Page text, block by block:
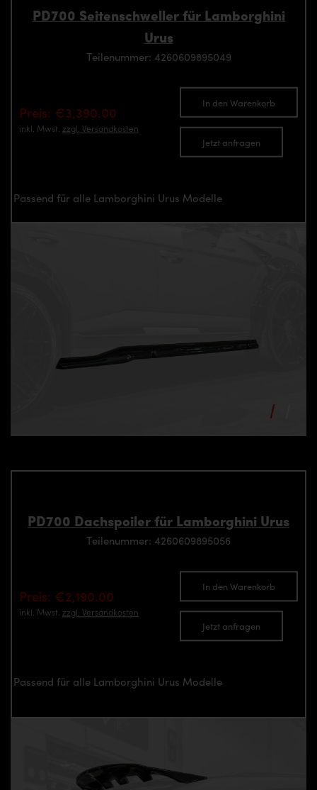
PD700 Seitenschweller für Lamborghini
Urus
Teilenummer: 4260609895049
Preis: €3,390.00
inkl. Mwst. zzgl. Versandkosten
In den Warenkorb
Jetzt anfragen
Passend für alle Lamborghini Urus Modelle
PD700 Dachspoiler für Lamborghini Urus
Teilenummer: 4260609895056
Preis: €2,190.00
inkl. Mwst. zzgl. Versandkosten
In den Warenkorb
Jetzt anfragen
Passend für alle Lamborghini Urus Modelle